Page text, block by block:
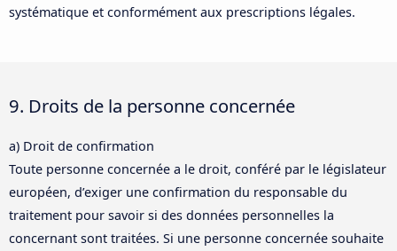
systématique et conformément aux prescriptions légales.
9. Droits de la personne concernée
a) Droit de confirmation
Toute personne concernée a le droit, conféré par le législateur
européen, d’exiger une confirmation du responsable du
traitement pour savoir si des données personnelles la
concernant sont traitées. Si une personne concernée souhaite